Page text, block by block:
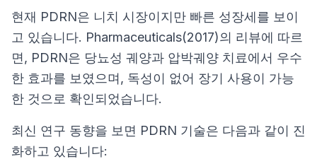
현재 PDRN은 니치 시장이지만 빠른 성장세를 보이
고 있습니다. Pharmaceuticals(2017)의 리뷰에 따르
면, PDRN은 당뇨성 궤양과 압박궤양 치료에서 우수
한 효과를 보였으며, 독성이 없어 장기 사용이 가능
한 것으로 확인되었습니다.
최신 연구 동향을 보면 PDRN 기술은 다음과 같이 진
화하고 있습니다: